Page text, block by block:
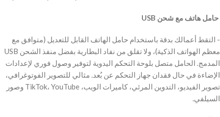
‫ حامل هاتف مع شحن USB
‫- التقط أعمالك بدقة باستخدام حامل الهاتف القابل للتعديل (متوافق مع
معظم الهواتف الذكية)، ولا تقلق من نفاد البطارية بفضل منفذ الشحن USB
المدمج. الحامل متصل بلوحة التحكم اليدوية لتوفير وصول فوري لإعدادات
الإضاءة في حال فقدان جهاز التحكم عن بُعد. مثالي للتصوير الفوتوغرافي،
تصوير الفيديو، التدوين المرئي، كاميرات الويب، TikTok، YouTube وصور
السيلفي.